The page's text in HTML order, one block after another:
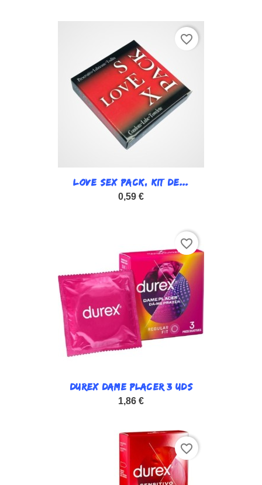
LOVE SEX PACK, KIT DE...
0,59 €
favorite_border
DUREX DAME PLACER 3 UDS
1,86 €
favorite_border
favorite_border